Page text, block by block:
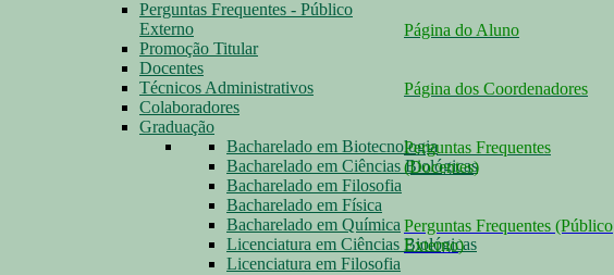
Perguntas Frequentes - Público
Externo
Promoção Titular
Docentes
Técnicos Administrativos
Colaboradores
Graduação
Bacharelado em Biotecnologia
Bacharelado em Ciências Biológicas
Bacharelado em Filosofia
Bacharelado em Física
Bacharelado em Química
Licenciatura em Ciências Biológicas
Licenciatura em Filosofia
Página do Aluno
Página dos Coordenadores
Perguntas Frequentes
(Docentes)
Perguntas Frequentes (Público
Externo)